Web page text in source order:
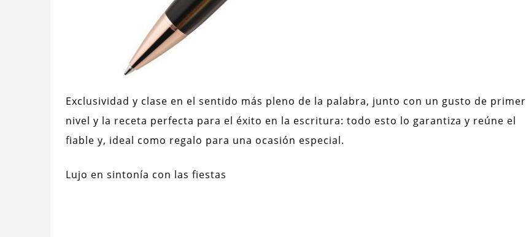
Exclusividad y clase en el sentido más pleno de la palabra, junto con un gusto de primer
nivel y la receta perfecta para el éxito en la escritura: todo esto lo garantiza y reúne el
fiable y, ideal como regalo para una ocasión especial.
Lujo en sintonía con las fiestas